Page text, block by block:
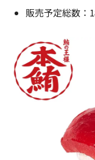
販売予定総数：